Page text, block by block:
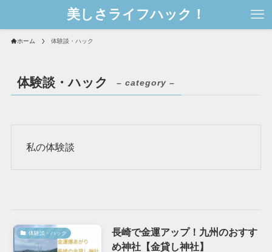
美しさライフハック！
ホーム 体験談・ハック
体験談・ハック – category –
私の体験談
体験談・ハック
長崎で金運アップ！九州のおすす
め神社【金貸し神社】